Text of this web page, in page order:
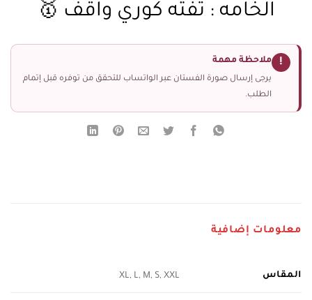
الخامه : تفته كوري واقف 🥇
! ملاحظة مهمة
يرجى إرسال صورة الفستان عبر الواتساب للتحقق من توفره قبل إتمام
الطلب.
معلومات إضافية
المقاس XL, L, M, S, XXL